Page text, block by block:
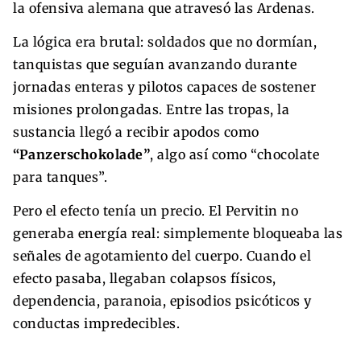
la ofensiva alemana que atravesó las Ardenas.
La lógica era brutal: soldados que no dormían,
tanquistas que seguían avanzando durante
jornadas enteras y pilotos capaces de sostener
misiones prolongadas. Entre las tropas, la
sustancia llegó a recibir apodos como
“Panzerschokolade”, algo así como “chocolate
para tanques”.
Pero el efecto tenía un precio. El Pervitin no
generaba energía real: simplemente bloqueaba las
señales de agotamiento del cuerpo. Cuando el
efecto pasaba, llegaban colapsos físicos,
dependencia, paranoia, episodios psicóticos y
conductas impredecibles.